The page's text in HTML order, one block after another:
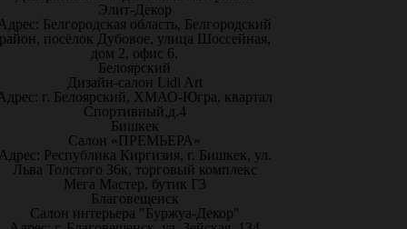
Элит-Декор
Белгородская область, Белгородский
посёлок Дубовое, улица Шоссейная,
дом 2, офис 6.
Белоярский
Дизайн-салон Lidi Art
г. Белоярский, ХМАО-Югра, квартал
Спортивный,д.4
Бишкек
Салон «ПРЕМЬЕРА»
Республика Киргизия, г. Бишкек, ул.
Льва Толстого 36к, торговый комплекс
Мега Мастер, бутик Г3
Благовещенск
Салон интерьера "Буржуа-Декор"